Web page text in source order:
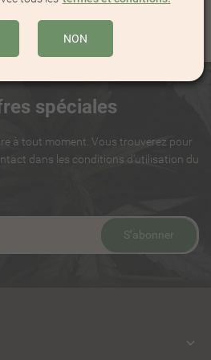
NON
spéciales
à tout moment. Vous trouverez pour
dans les conditions d'utilisation du
S’abonner
